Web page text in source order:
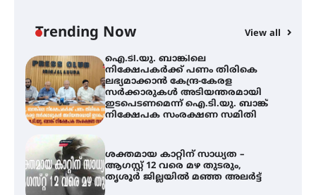
Trending Now View all
ഐ.ടി.യു. ബാങ്കിലെ
നിക്ഷേപകർക്ക് പണം തിരികെ
ലഭ്യമാക്കാൻ കേന്ദ്ര-കേരള
സർക്കാരുകൾ അടിയന്തരമായി
ഇടപെടണമെന്ന് ഐ.ടി.യു. ബാങ്ക്
നിക്ഷേപക സംരക്ഷണ സമിതി
ശക്തമായ കാറ്റിന് സാധ്യത –
ആഗസ്റ്റ് 12 വരെ മഴ തുടരും,
തൃശൂർ ജില്ലയിൽ മഞ്ഞ അലർട്ട്